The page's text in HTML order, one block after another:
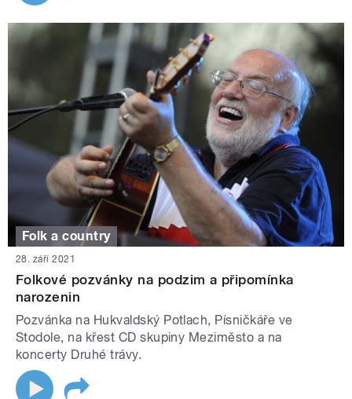
Folk a country
28. září 2021
Folkové pozvánky na podzim a připomínka
narozenin
Pozvánka na Hukvaldský Potlach, Písničkáře ve
Stodole, na křest CD skupiny Meziměsto a na
koncerty Druhé trávy.